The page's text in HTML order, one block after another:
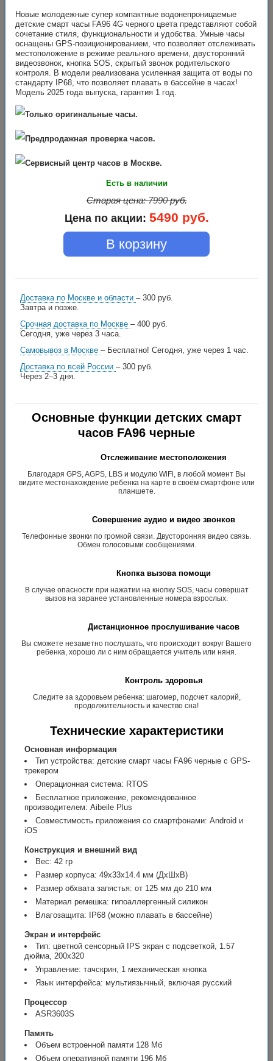
Новые молодежные супер компактные водонепроницаемые
детские смарт часы FA96 4G черного цвета представляют собой
сочетание стиля, функциональности и удобства. Умные часы
оснащены GPS-позиционированием, что позволяет отслеживать
местоположение в режиме реального времени, двусторонний
видеозвонок, кнопка SOS, скрытый звонок родительского
контроля. В модели реализована усиленная защита от воды по
стандарту IP68, что позволяет плавать в бассейне в часах!
Модель 2025 года выпуска, гарантия 1 год.
Только оригинальные часы.
Предпродажная проверка часов.
Сервисный центр часов в Москве.
Есть в наличии
Старая цена:7990руб.
Цена по акции: 5490 руб.
В корзину
Доставка по Москве и области – 300 руб.
Завтра и позже.
Срочная доставка по Москве – 400 руб.
Сегодня, уже через 3 часа.
Самовывоз в Москве – Бесплатно! Сегодня, уже через 1 час.
Доставка по всей России – 300 руб.
Через 2–3 дня.
Основные функции детских смарт
часов FA96 черные
Отслеживание местоположения
Благодаря GPS, AGPS, LBS и модулю WiFi, в любой момент Вы
видите местонахождение ребенка на карте в своём смартфоне или
планшете.
Совершение аудио и видео звонков
Телефонные звонки по громкой связи. Двусторонняя видео связь.
Обмен голосовыми сообщениями.
Кнопка вызова помощи
В случае опасности при нажатии на кнопку SOS, часы совершат
вызов на заранее установленные номера взрослых.
Дистанционное прослушивание часов
Вы сможете незаметно послушать, что происходит вокруг Вашего
ребенка, хорошо ли с ним обращается учитель или няня.
Контроль здоровья
Следите за здоровьем ребенка: шагомер, подсчет калорий,
продолжительность и качество сна!
Технические характеристики
Основная информация
Тип устройства: детские смарт часы FA96 черные с GPS-
трекером
Операционная система: RTOS
Бесплатное приложение, рекомендованное
производителем: Aibeile Plus
Совместимость приложения со смартфонами: Android и
iOS
Конструкция и внешний вид
Вес: 42 гр
Размер корпуса: 49x33x14.4 мм (ДхШхВ)
Размер обхвата запястья: от 125 мм до 210 мм
Материал ремешка: гипоаллергенный силикон
Влагозащита: IP68 (можно плавать в бассейне)
Экран и интерфейс
Тип: цветной сенсорный IPS экран с подсветкой, 1.57
дюйма, 200x320
Управление: тачскрин, 1 механическая кнопка
Язык интерфейса: мультиязычный, включая русский
Процессор
ASR3603S
Память
Объем встроенной памяти 128 Мб
Объем оперативной памяти 196 Мб